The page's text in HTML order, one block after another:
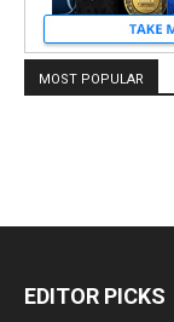
MOST POPULAR
EDITOR PICKS